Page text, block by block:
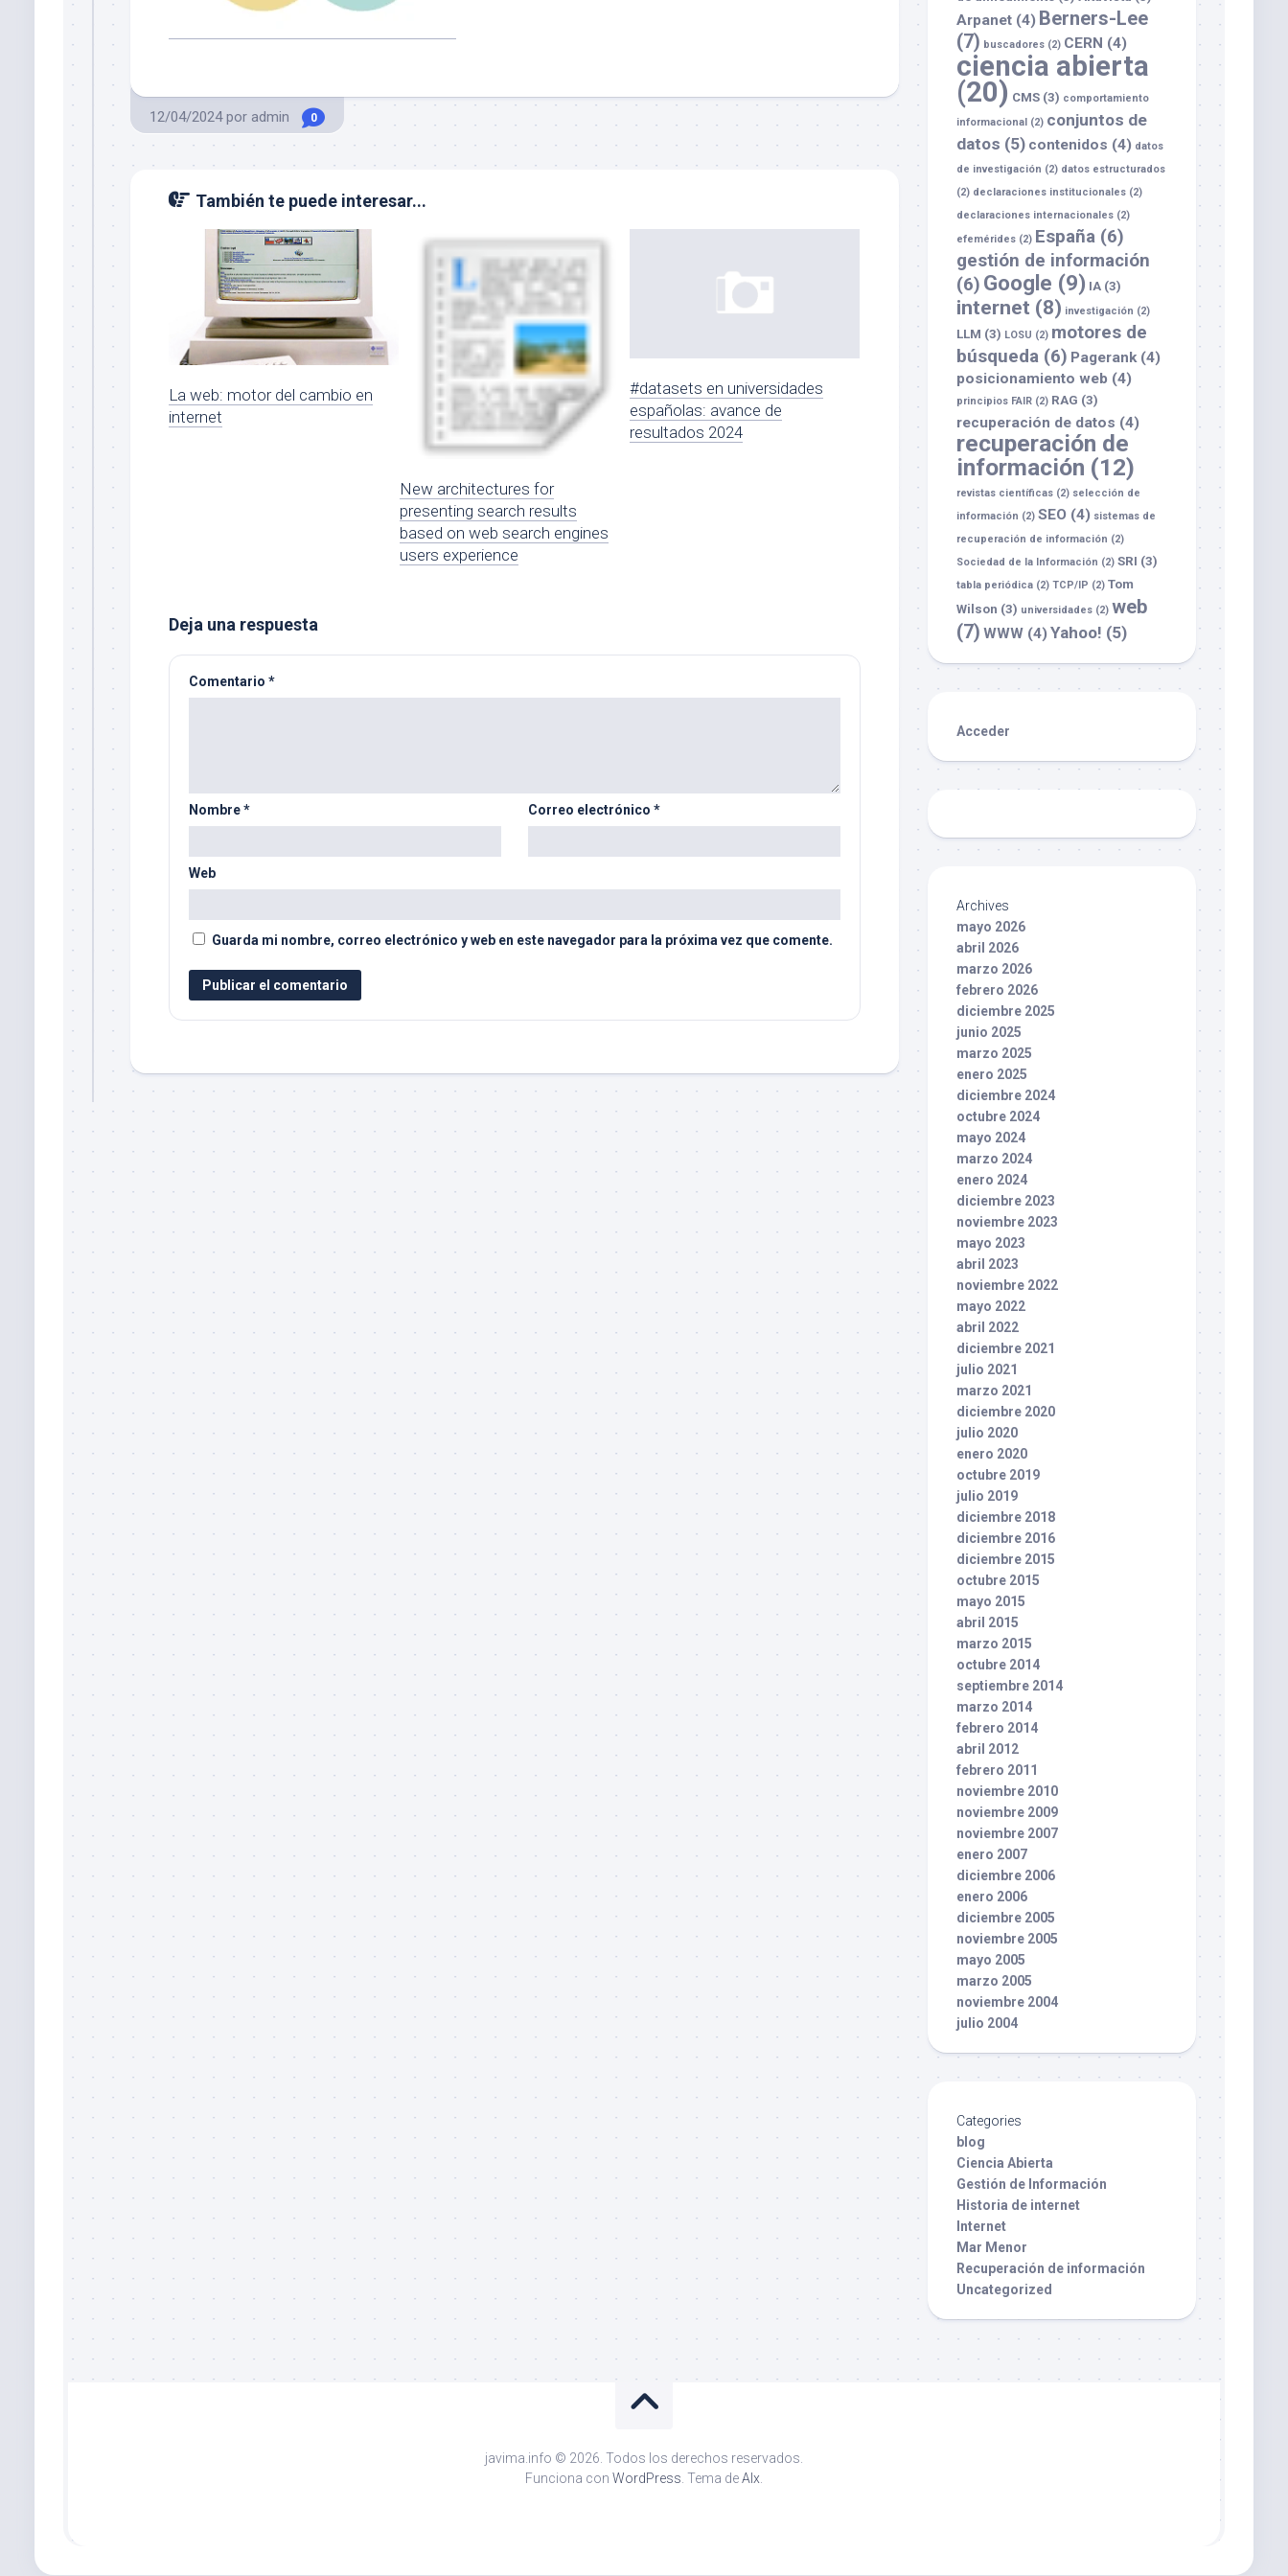
12/04/2024 por admin 0
También te puede interesar...
La web: motor del cambio en
internet
New architectures for
presenting search results
based on web search engines
users experience
#datasets en universidades
españolas: avance de
resultados 2024
Deja una respuesta
Comentario *
Nombre* Correo electrónico *
Web
Guarda mi nombre, correo electrónico y web en este navegador para la próxima vez que comente.
Arpanet (4) Berners-Lee
(7) buscadores (2) CERN (4)
ciencia abierta
(20) CMS (3) comportamiento
informacional (2) conjuntos de
datos (5) contenidos (4) datos
de investigación (2) datos estructurados
(2) declaraciones institucionales (2)
declaraciones internacionales (2)
efemérides (2) España (6)
gestión de información
(6) Google (9) IA (3)
internet (8) investigación (2)
LLM (3) LOSU (2) motores de
búsqueda (6) Pagerank(4)
posicionamiento web (4)
principios FAIR (2) RAG (3)
recuperación de datos (4)
recuperación de
información (12)
revistas científicas (2) selección de
información (2) SEO (4) sistemas de
recuperación de información (2)
Sociedad de la Información (2) SRI (3)
tabla periódica (2) TCP/IP (2) Tom
Wilson (3) universidades (2) web
(7) WWW (4)Yahoo! (5)
Acceder
Archives
mayo 2026
abril 2026
marzo 2026
febrero 2026
diciembre 2025
junio 2025
marzo 2025
enero 2025
diciembre 2024
octubre 2024
mayo 2024
marzo 2024
enero 2024
diciembre 2023
noviembre 2023
mayo 2023
abril 2023
noviembre 2022
mayo 2022
abril 2022
diciembre 2021
julio 2021
marzo 2021
diciembre 2020
julio 2020
enero 2020
octubre 2019
julio 2019
diciembre 2018
diciembre 2016
diciembre 2015
octubre 2015
mayo 2015
abril 2015
marzo 2015
octubre 2014
septiembre 2014
marzo 2014
febrero 2014
abril 2012
febrero 2011
noviembre 2010
noviembre 2009
noviembre 2007
enero 2007
diciembre 2006
enero 2006
diciembre 2005
noviembre 2005
mayo 2005
marzo 2005
noviembre 2004
julio 2004
Categories
blog
Ciencia Abierta
Gestión de Información
Historia de internet
Internet
Mar Menor
Recuperación de información
Uncategorized
javima.info © 2026. Todos los derechos reservados.
Funciona con WordPress . Tema deAlx